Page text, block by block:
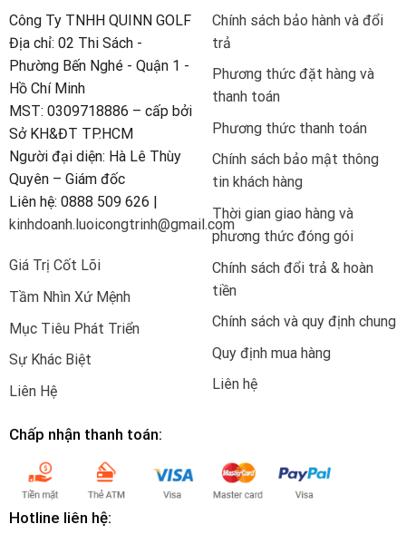
Công Ty TNHH QUINN GOLF
Địa chỉ: 02 Thi Sách -
Phường Bến Nghé - Quận 1 -
Hồ Chí Minh
MST: 0309718886 – cấp bởi
Sở KH&ĐT TP.HCM
Người đại diện: Hà Lê Thùy
Quyên – Giám đốc
Liên hệ: 0888 509 626 |
kinhdoanh.luoicongtrinh@gmail.com
Giá Trị Cốt Lõi
Tầm Nhìn Xứ Mệnh
Mục Tiêu Phát Triển
Sự Khác Biệt
Liên Hệ
Chính sách bảo hành và đổi
trả
Phương thức đặt hàng và
thanh toán
Phương thức thanh toán
Chính sách bảo mật thông
tin khách hàng
Thời gian giao hàng và
phương thức đóng gói
Chính sách đổi trả & hoàn
tiền
Chính sách và quy định chung
Quy định mua hàng
Liên hệ
Chấp nhận thanh toán:
Hotline liên hệ: